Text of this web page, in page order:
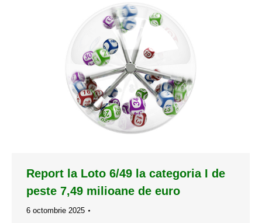
Report la Loto 6/49 la categoria I de
peste 7,49 milioane de euro
6 octombrie 2025